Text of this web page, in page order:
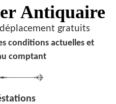
Antiquaire
gratuits
conditions actuelles et
comptant